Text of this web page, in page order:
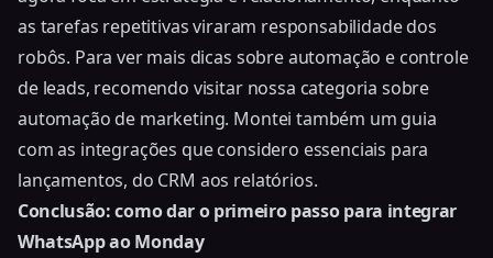
as tarefas repetitivas viraram responsabilidade dos
robôs. Para ver mais dicas sobre automação e controle
de leads, recomendo visitar nossa categoria sobre
automação de marketing. Montei também um guia
com as integrações que considero essenciais para
lançamentos, do CRM aos relatórios.
Conclusão: como dar o primeiro passo para integrar
WhatsApp ao Monday